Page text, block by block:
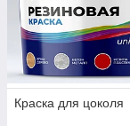
Краска для цоколя